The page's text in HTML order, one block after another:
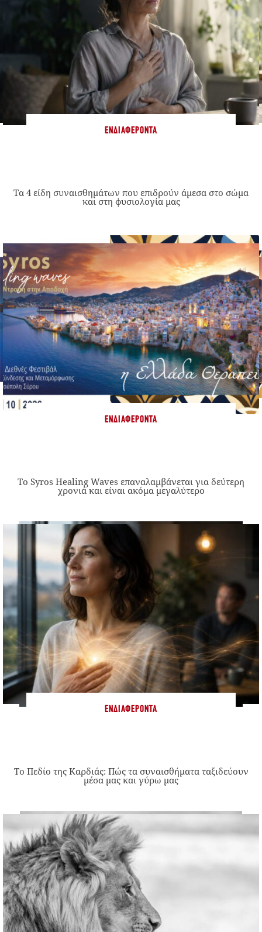
ΕΝΔΙΑΦΈΡΟΝΤΑ
Τα 4 είδη συναισθημάτων που επιδρούν άμεσα στο σώμα
και στη φυσιολογία μας
ΕΝΔΙΑΦΈΡΟΝΤΑ
Το Syros Healing Waves επαναλαμβάνεται για δεύτερη
χρονιά και είναι ακόμα μεγαλύτερο
ΕΝΔΙΑΦΈΡΟΝΤΑ
Το Πεδίο της Καρδιάς: Πώς τα συναισθήματα ταξιδεύουν
μέσα μας και γύρω μας